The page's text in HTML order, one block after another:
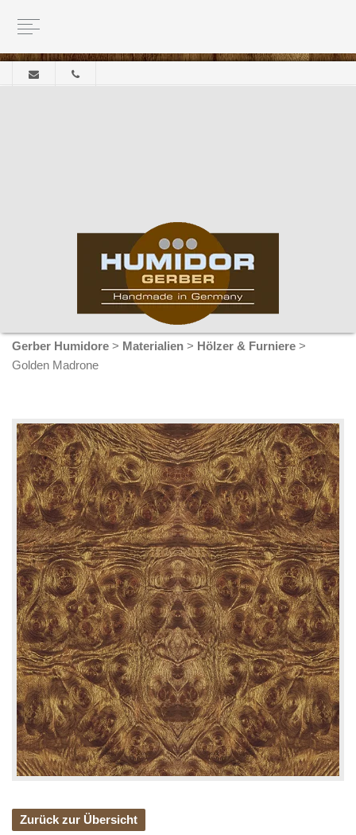
Gerber Humidore > Materialien > Hölzer & Furniere >
Golden Madrone
Zurück zur Übersicht